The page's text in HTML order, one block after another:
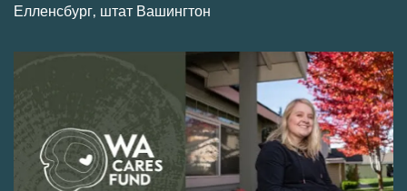
Елленсбург, штат Вашингтон